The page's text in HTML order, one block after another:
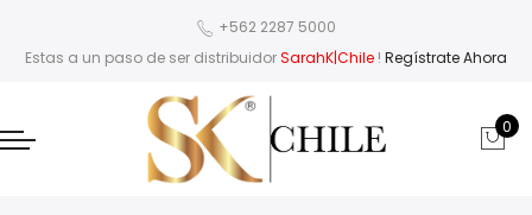
+562 2287 5000
Estas a un paso de ser distribuidorSarahK|Chile ! Regístrate Ahora
0